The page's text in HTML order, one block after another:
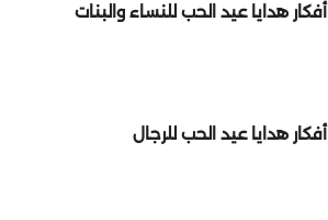
أفكار هدايا عيد الحب للنساء والبنات
أفكار هدايا عيد الحب للرجال